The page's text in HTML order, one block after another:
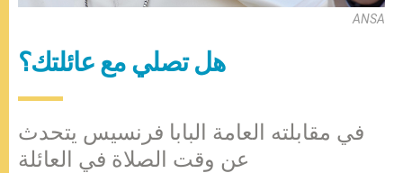
ANSA
هل تصلي مع عائلتك؟
في مقابلته العامة البابا فرنسيس يتحدث
عن وقت الصلاة في العائلة